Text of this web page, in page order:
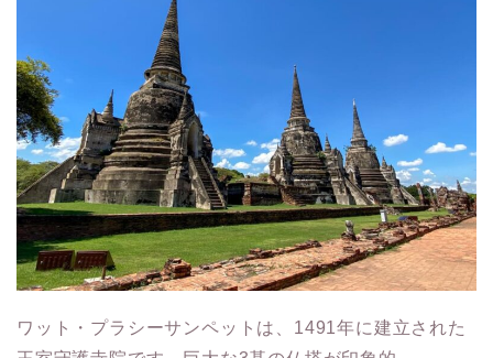
ワット・プラシーサンペットは、1491年に建立された